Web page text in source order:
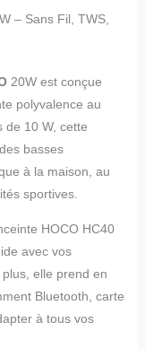
– Sans Fil, TWS,
20W est conçue
polyvalence au
de 10 W, cette
basses
à la maison, au
sportives.
HOCO HC40
avec vos
elle prend en
Bluetooth, carte
à tous vos